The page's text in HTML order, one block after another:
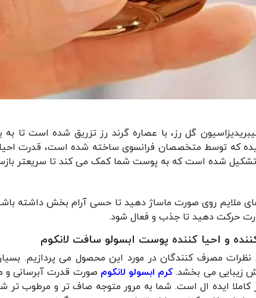
که توسط متخصصان فرانسوی ساخته شده است، قدرت
ملایم روی صورت ماساژ دهید تا حسی آرام بخش داشته
حرکت دهید تا جذب و فعال شود.
و احیا کننده پوست ابسولو سافت لانکوم
مصرف کنندگان در مورد این محصول می پردازیم.
زیبایی می بخشد. کرم ابسولو لانکوم صورت قدرت آبرسانی و
کاملا ایده ال است. شما به مرور متوجه صاف تر و مرطوب